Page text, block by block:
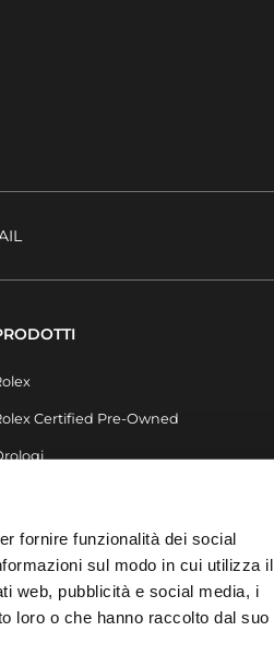
fornire funzionalità dei social
sul modo in cui utilizza il
web, pubblicità e social media, i
loro o che hanno raccolto dal suo
Certified Pre-Owned
Gioielli
Arredo & Design